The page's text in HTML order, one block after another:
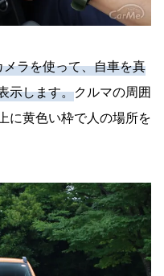
ラを使って、自車を真
示します。クルマの周囲
に黄色い枠で人の場所を